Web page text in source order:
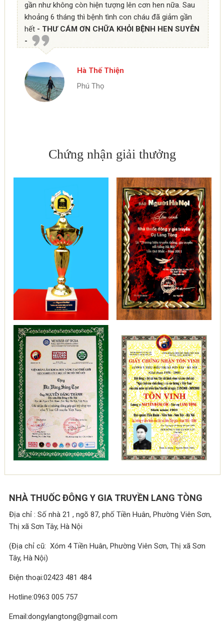
gần như không còn hiện tượng lên cơn hen nữa. Sau
khoảng 6 tháng thì bệnh tình con cháu đã giảm gần
hết - THƯ CÁM ƠN CHỮA KHỎI BỆNH HEN SUYỄN
-
Hà Thế Thiện
Phú Thọ
Chứng nhận giải thưởng
NHÀ THUỐC ĐÔNG Y GIA TRUYỀN LANG TÒNG
Địa chỉ : Số nhà 21 , ngõ 87, phố Tiền Huân, Phường Viên Sơn,
Thị xã Sơn Tây, Hà Nội
(Địa chỉ cũ: Xóm 4 Tiền Huân, Phường Viên Sơn, Thị xã Sơn
Tây, Hà Nội)
Điện thoại:02423 481 484
Hotline:0963 005 757
Email:dongylangtong@gmail.com